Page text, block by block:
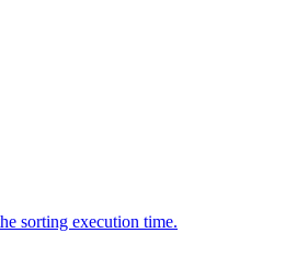
sorting execution time.